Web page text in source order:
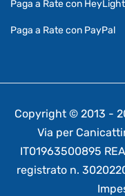
Paga a Rate con HeyLight
Paga a Rate con PayPal
Copyright © 2013 -
Via per
IT01963500895
registrato n.